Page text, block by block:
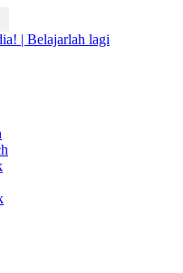
| Belajarlah lagi